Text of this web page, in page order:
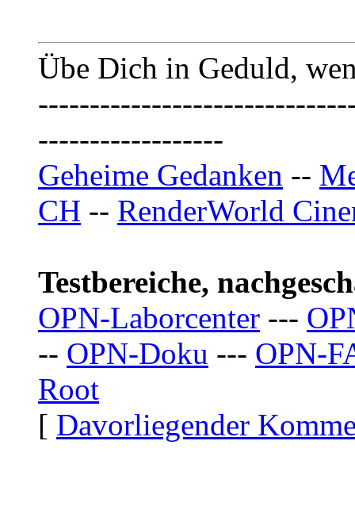
Übe Dich in Geduld,
------------------
Geheime Gedanken --
CH -- RenderWorld
Testbereiche,
OPN-Laborcenter ---
-- OPN-Doku --- OPN-
Root
[ Davorliegender